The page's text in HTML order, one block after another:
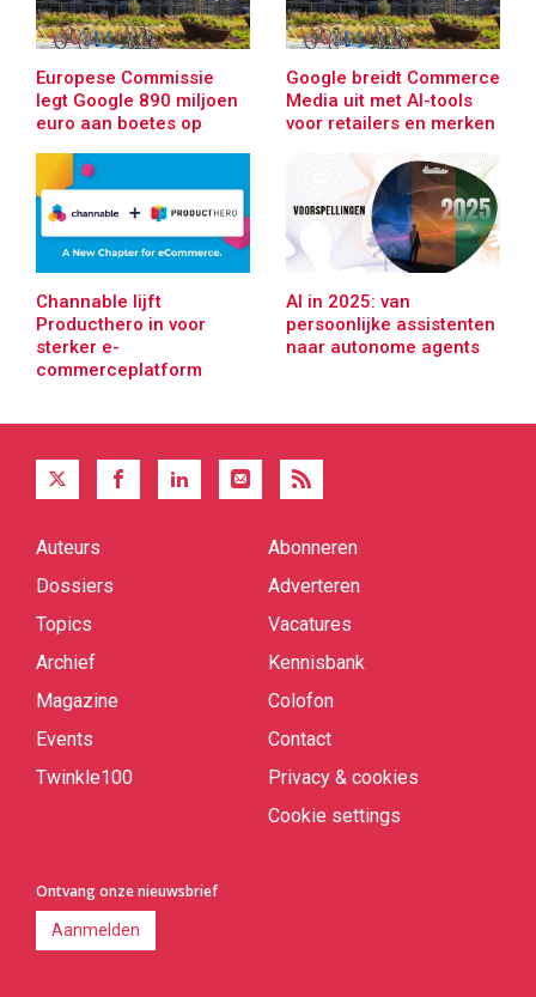
Europese Commissie
legt Google 890 miljoen
euro aan boetes op
Google breidt Commerce
Media uit met AI-tools
voor retailers en merken
Channable lijft
Producthero in voor
sterker e-
commerceplatform
AI in 2025: van
persoonlijke assistenten
naar autonome agents
Quick
Auteurs
Dossiers
Topics
Archief
Magazine
Events
Twinkle100
Abonneren
Adverteren
Vacatures
Kennisbank
Colofon
Contact
Privacy & cookies
Cookie settings
Ontvang onze nieuwsbrief
Aanmelden